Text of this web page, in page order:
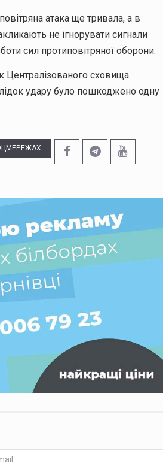
атака ще тривала, а в
не ігнорувати сигнали
сил протиповітряної оборони.
Централізованого сховища
удару було пошкоджено одну